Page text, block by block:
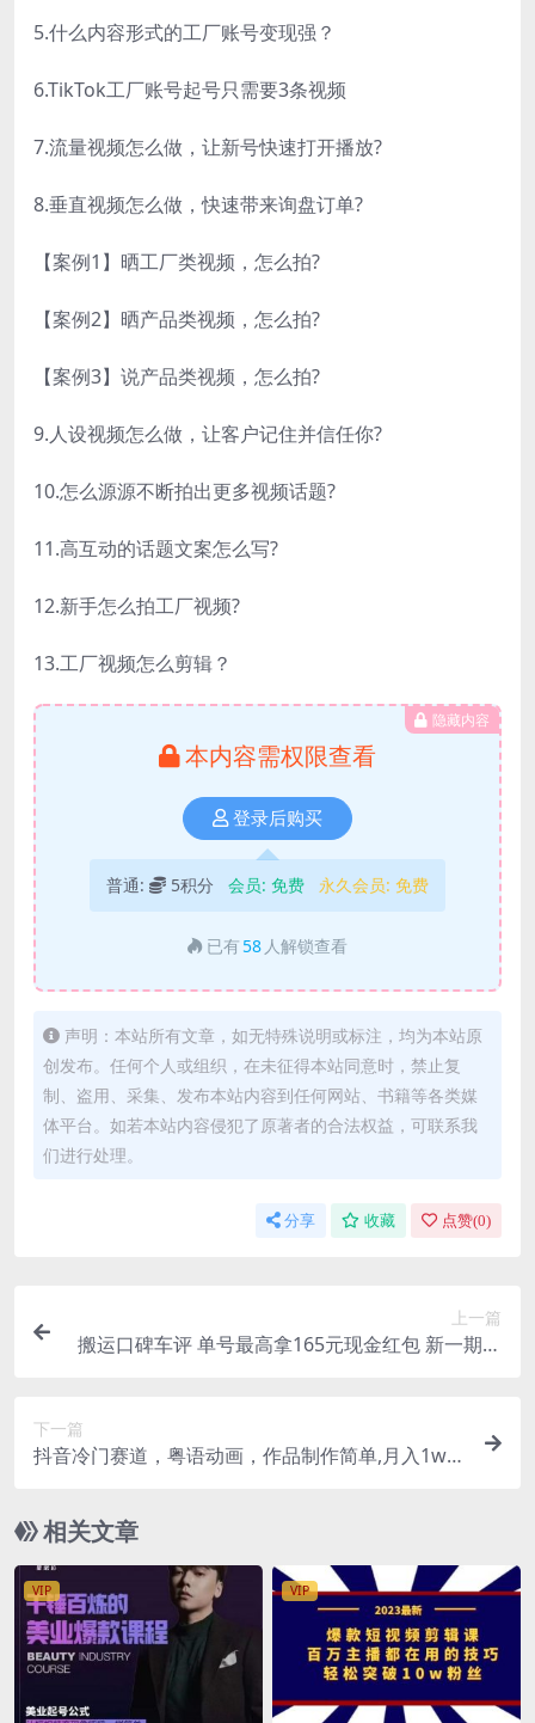
5.什么内容形式的工厂账号变现强？
6.TikTok工厂账号起号只需要3条视频
7.流量视频怎么做，让新号快速打开播放?
8.垂直视频怎么做，快速带来询盘订单?
【案例1】晒工厂类视频，怎么拍?
【案例2】晒产品类视频，怎么拍?
【案例3】说产品类视频，怎么拍?
9.人设视频怎么做，让客户记住并信任你?
10.怎么源源不断拍出更多视频话题?
11.高互动的话题文案怎么写?
12.新手怎么拍工厂视频?
13.工厂视频怎么剪辑？
隐藏内容
本内容需权限查看
登录后购买
普通: 5积分 会员: 免费 永久会员: 免费
已有 58 人解锁查看
声明：本站所有文章，如无特殊说明或标注，均为本站原
创发布。任何个人或组织，在未征得本站同意时，禁止复
制、盗用、采集、发布本站内容到任何网站、书籍等各类媒
体平台。如若本站内容侵犯了原著者的合法权益，可联系我
们进行处理。
分享 收藏 点赞(0)
上一篇
搬运口碑车评 单号最高拿165元现金红包 新一期攻
下一篇
抖音冷门赛道，粤语动画，作品制作简单,月入1w
相关文章
VIP VIP